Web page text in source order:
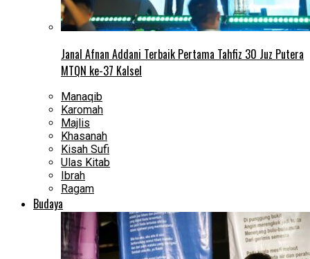
Janal Afnan Addani Terbaik Pertama Tahfiz 30 Juz Putera
MTQN ke-37 Kalsel
Manaqib
Karomah
Majlis
Khasanah
Kisah Sufi
Ulas Kitab
Ibrah
Ragam
Budaya